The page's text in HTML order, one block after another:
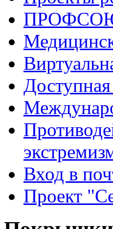
Доступная
Вход в
Проект